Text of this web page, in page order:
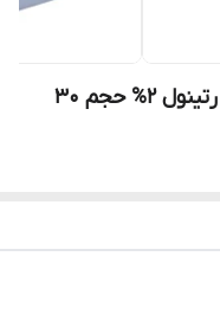
سرم ضد چروک صورت وکتور حاوی رتینول 2% حجم 30